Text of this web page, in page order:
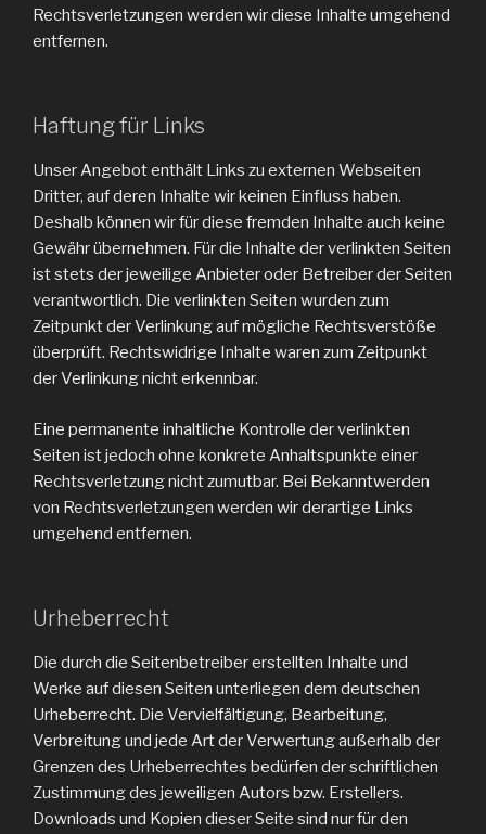
Rechtsverletzungen werden wir diese Inhalte umgehend
entfernen.
Haftung für Links
Unser Angebot enthält Links zu externen Webseiten
Dritter, auf deren Inhalte wir keinen Einfluss haben.
Deshalb können wir für diese fremden Inhalte auch keine
Gewähr übernehmen. Für die Inhalte der verlinkten Seiten
ist stets der jeweilige Anbieter oder Betreiber der Seiten
verantwortlich. Die verlinkten Seiten wurden zum
Zeitpunkt der Verlinkung auf mögliche Rechtsverstöße
überprüft. Rechtswidrige Inhalte waren zum Zeitpunkt
der Verlinkung nicht erkennbar.
Eine permanente inhaltliche Kontrolle der verlinkten
Seiten ist jedoch ohne konkrete Anhaltspunkte einer
Rechtsverletzung nicht zumutbar. Bei Bekanntwerden
von Rechtsverletzungen werden wir derartige Links
umgehend entfernen.
Urheberrecht
Die durch die Seitenbetreiber erstellten Inhalte und
Werke auf diesen Seiten unterliegen dem deutschen
Urheberrecht. Die Vervielfältigung, Bearbeitung,
Verbreitung und jede Art der Verwertung außerhalb der
Grenzen des Urheberrechtes bedürfen der schriftlichen
Zustimmung des jeweiligen Autors bzw. Erstellers.
Downloads und Kopien dieser Seite sind nur für den